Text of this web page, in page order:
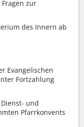
zur
des Innern ab
Evangelischen
Fortzahlung
und
Pfarrkonvents